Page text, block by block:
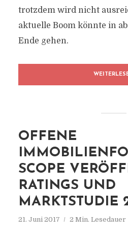
trotzdem wird nicht
aktuelle Boom könnte in
Ende gehen.
OFFENE
SCOPE
RATINGS UND
MARKTSTUDIE
21. Juni 2017 2 Min. Lesedauer